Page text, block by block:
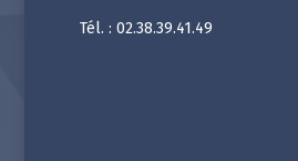
Tél. : 02.38.39.41.49